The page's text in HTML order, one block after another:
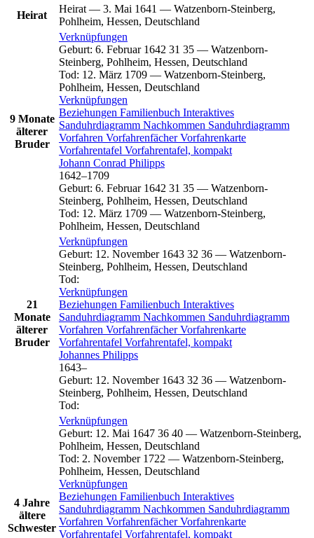
Heirat
Heirat — 3. Mai 1641 — Watzenborn-Steinberg,
Pohlheim, Hessen, Deutschland
9 Monate
älterer
Bruder
Verknüpfungen
Geburt: 6. Februar 1642 31 35 — Watzenborn-
Steinberg, Pohlheim, Hessen, Deutschland
Tod: 12. März 1709 — Watzenborn-Steinberg,
Pohlheim, Hessen, Deutschland
Verknüpfungen
Beziehungen Familienbuch Interaktives
Sanduhrdiagramm Nachkommen Sanduhrdiagramm
Vorfahren VorfahrenfächerVorfahrenkarte
Vorfahrentafel Vorfahrentafel, kompakt
Johann Conrad Philipps
1642–1709
Geburt: 6. Februar 1642 31 35 — Watzenborn-
Steinberg, Pohlheim, Hessen, Deutschland
Tod: 12. März 1709 — Watzenborn-Steinberg,
Pohlheim, Hessen, Deutschland
21
Monate
älterer
Bruder
Verknüpfungen
Geburt: 12. November 1643 32 36 — Watzenborn-
Steinberg, Pohlheim, Hessen, Deutschland
Tod:
Verknüpfungen
Beziehungen Familienbuch Interaktives
Sanduhrdiagramm Nachkommen Sanduhrdiagramm
Vorfahren VorfahrenfächerVorfahrenkarte
Vorfahrentafel Vorfahrentafel, kompakt
Johannes Philipps
1643–
Geburt: 12. November 1643 32 36 — Watzenborn-
Steinberg, Pohlheim, Hessen, Deutschland
Tod:
4 Jahre
ältere
Schwester
Verknüpfungen
Geburt: 12. Mai 1647 36 40 — Watzenborn-Steinberg,
Pohlheim, Hessen, Deutschland
Tod: 2. November 1722 — Watzenborn-Steinberg,
Pohlheim, Hessen, Deutschland
Verknüpfungen
Beziehungen Familienbuch Interaktives
Sanduhrdiagramm Nachkommen Sanduhrdiagramm
Vorfahren VorfahrenfächerVorfahrenkarte
Vorfahrentafel Vorfahrentafel, kompakt